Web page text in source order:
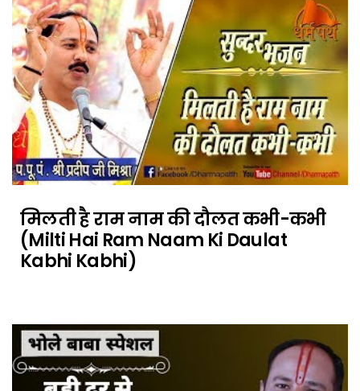
मिलती है राम नाम की दौलत कभी-कभी
(Milti Hai Ram Naam Ki Daulat
Kabhi Kabhi)